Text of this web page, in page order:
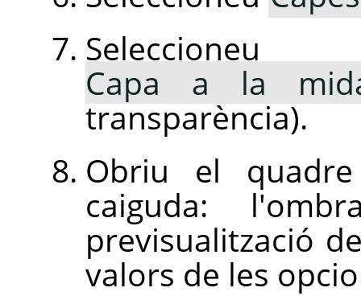
Capa a la
transparència).
Obriu el
caiguda:
previsualització
valors de les